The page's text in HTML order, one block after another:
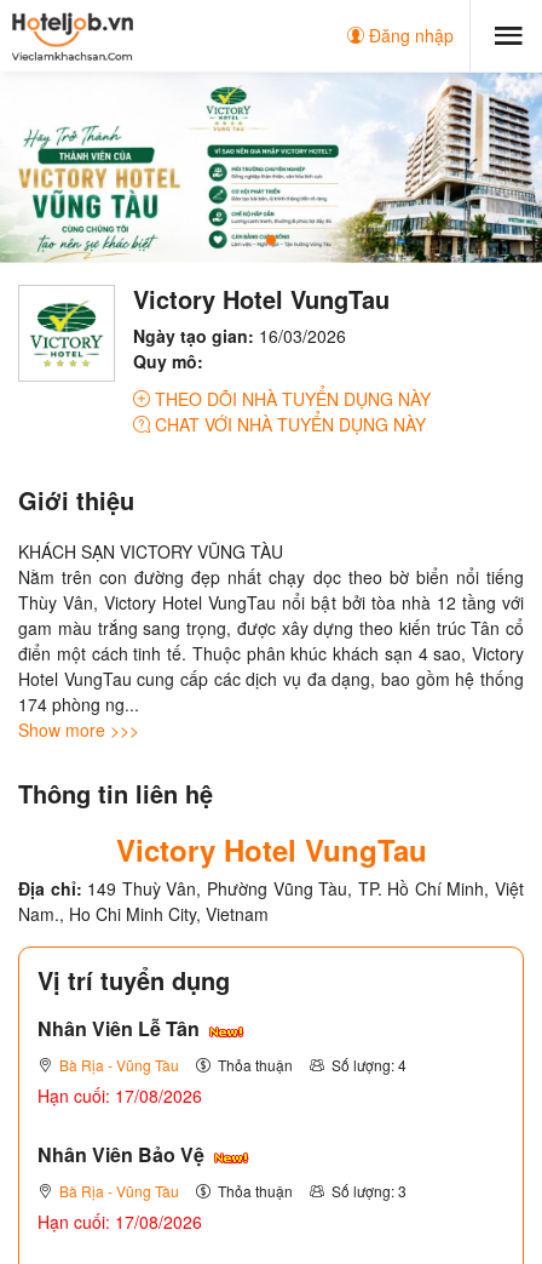
Đăng nhập
Victory Hotel VungTau
Ngày tạo gian: 16/03/2026
Quy mô:
THEO DÕI NHÀ TUYỂN DỤNG NÀY
CHAT VỚI NHÀ TUYỂN DỤNG NÀY
Giới thiệu
KHÁCH SẠN VICTORY VŨNG TÀU
Nằm trên con đường đẹp nhất chạy dọc theo bờ biển nổi tiếng
Thùy Vân, Victory Hotel VungTau nổi bật bởi tòa nhà 12 tầng với
gam màu trắng sang trọng, được xây dựng theo kiến trúc Tân cổ
điển một cách tinh tế. Thuộc phân khúc khách sạn 4 sao, Victory
Hotel VungTau cung cấp các dịch vụ đa dạng, bao gồm hệ thống
174 phòng ng...
Show more >>>
Thông tin liên hệ
Victory Hotel VungTau
Địa chỉ: 149 Thuỳ Vân, Phường Vũng Tàu, TP. Hồ Chí Minh, Việt
Nam., Ho Chi Minh City, Vietnam
Vị trí tuyển dụng
Nhân Viên Lễ Tân
Bà Rịa - Vũng Tàu Thỏa thuận Số lượng: 4
Hạn cuối: 17/08/2026
Nhân Viên Bảo Vệ
Bà Rịa - Vũng Tàu Thỏa thuận Số lượng: 3
Hạn cuối: 17/08/2026